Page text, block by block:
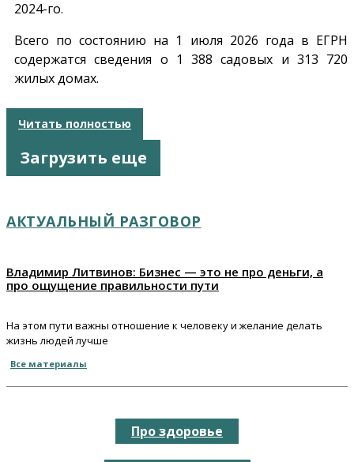
2024-го.
Всего по состоянию на 1 июля 2026 года в ЕГРН
содержатся сведения о 1 388 садовых и 313 720
жилых домах.
Читать полностью
Загрузить еще
АКТУАЛЬНЫЙ РАЗГОВОР
Владимир Литвинов: Бизнес — это не про деньги, а
про ощущение правильности пути
На этом пути важны отношение к человеку и желание делать
жизнь людей лучше
Все материалы
Про здоровье